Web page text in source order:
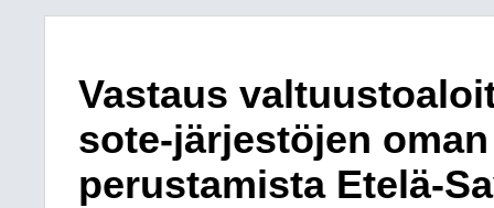
Vastaus
sote-järjestöjen
perustamista Etelä-